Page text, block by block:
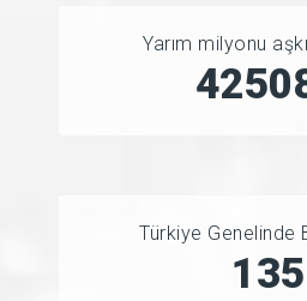
Yarım milyonu
Türkiye Genelinde
150